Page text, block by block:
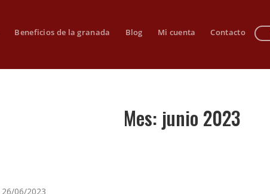
Beneficios de la granada Blog Mi cuenta Contacto
Mes: junio 2023
26/06/2023